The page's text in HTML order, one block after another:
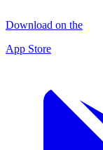
Download on the
App Store